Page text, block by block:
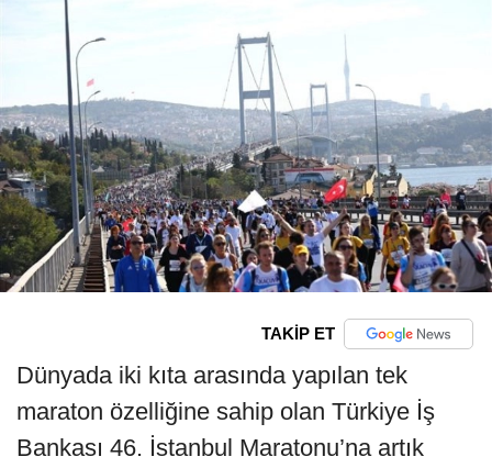
TAKİP ET
Dünyada iki kıta arasında yapılan tek
maraton özelliğine sahip olan Türkiye İş
Bankası 46. İstanbul Maratonu’na artık